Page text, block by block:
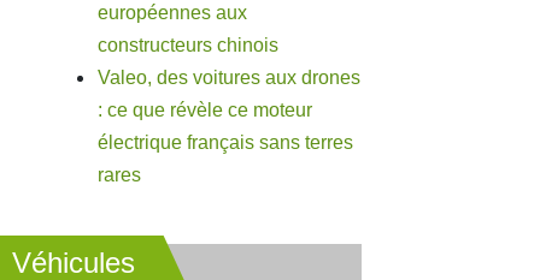
européennes aux
constructeurs chinois
Valeo, des voitures aux drones
: ce que révèle ce moteur
électrique français sans terres
rares
Véhicules